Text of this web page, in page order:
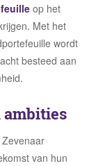
op het
Met het
wordt
besteed aan
ambities
van hun